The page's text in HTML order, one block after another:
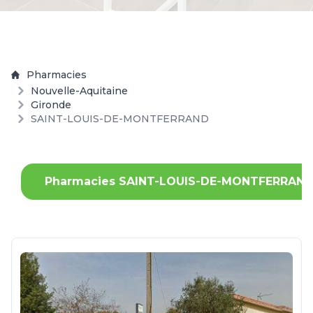
Pharmacies
Nouvelle-Aquitaine
Gironde
SAINT-LOUIS-DE-MONTFERRAND
Pharmacies SAINT-LOUIS-DE-MONTFERRAND